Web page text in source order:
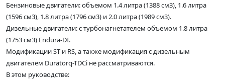
Бензиновые двигатели: объемом 1.4 литра (1388 см3), 1.6 литра
(1596 см3), 1.8 литра (1796 см3) и 2.0 литра (1989 см3).
Дизельные двигатели: с турбонагнетателем объемом 1.8 литра
(1753 см3) Endura-DI.
Модификации ST и RS, а также модификация с дизельным
двигателем Duratorq-TDCi не рассматриваются.
В этом руководстве: